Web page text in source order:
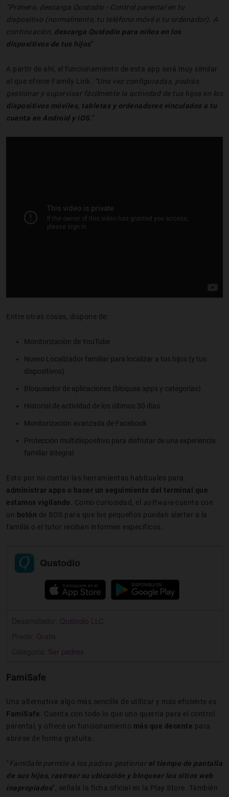
“Primero, descarga Qustodio - Control parental en tu
dispositivo (normalmente, tu teléfono móvil o tu ordenador). A
continuación, descarga Qustodio para niños en los
dispositivos de tus hijos”
A partir de ahí, el funcionamiento de esta app será muy similar
al que ofrece Family Link . “Una vez configuradas, podrás
gestionar y supervisar fácilmente la actividad de tus hijos en los
dispositivos móviles, tabletas y ordenadores vinculados a tu
cuenta en Android y iOS.”
Entre otras cosas, dispone de:
Monitorización de YouTube
Nuevo Localizador familiar para localizar a tus hijos (y tus
dispositivos)
Bloqueador de aplicaciones (bloquea apps y categorías)
Historial de actividad de los últimos 30 días
Monitorización avanzada de Facebook
Protección multidispositivo para disfrutar de una experiencia
familiar integral
Esto por no contar las herramientas habituales para
administrar apps o hacer un seguimiento del terminal que
estamos vigilando . Como curiosidad, el software cuenta con
un botón de SOS para que los pequeños puedan alertar a la
familia o el tutor reciban informes específicos.
Qustodio
Qustodio LLC
Gratis
Ser padres
FamiSafe
Una alternativa algo más sencilla de utilizar y más eficiente es
FamiSafe . Cuenta con todo lo que uno querría para el control
parental, y ofrece un funcionamiento más que decente para
abrirse de forma gratuita.
“ FamiSafe permite a los padres gestionar el tiempo de pantalla
de sus hijos, rastrear su ubicación y bloquear los sitios web
inapropiados”, señala la ficha oficial en la Play Store. También